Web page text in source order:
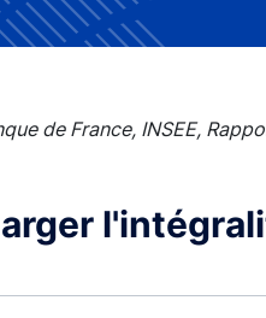
de France, INSEE,